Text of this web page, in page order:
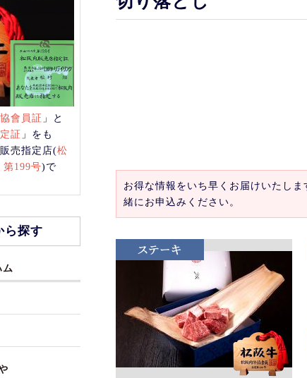
お得な情報をいち早くお届けいたし
緒にお申込みください。
會員証 」と
証 」をも
売指定店(松
199号)で
ら探す